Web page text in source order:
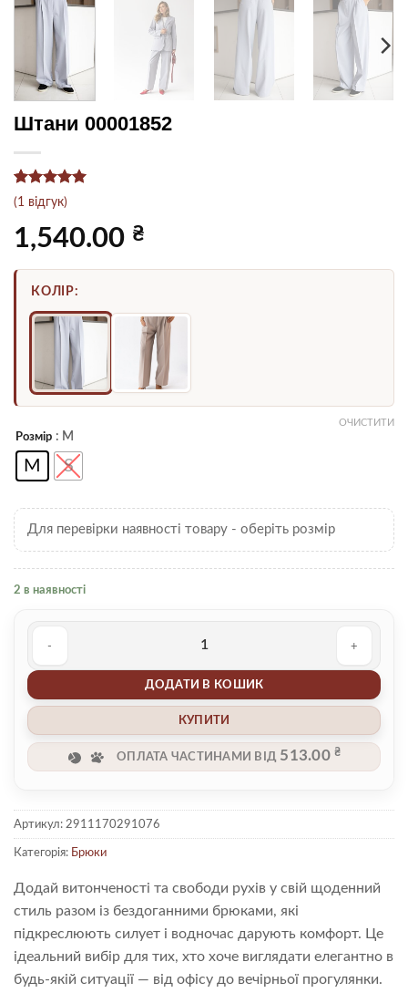
Штани 00001852
Рейтинг
з 5 на
основі
опитування
1
покупця
(1 відгук)
1,540.00 ₴
КОЛІР:
Розмір : M
M S
ОЧИСТИТИ
Для перевірки наявності товару - оберіть розмір
2 в наявності
ДОДАТИ В КОШИК
КУПИТИ
ОПЛАТА ЧАСТИНАМИ ВІД 513.00₴
Артикул: 2911170291076
Категорія: Брюки
Додай витонченості та свободи рухів у свій щоденний
стиль разом із бездоганними брюками, які
підкреслюють силует і водночас дарують комфорт. Це
ідеальний вибір для тих, хто хоче виглядати елегантно в
будь-якій ситуації — від офісу до вечірньої прогулянки.